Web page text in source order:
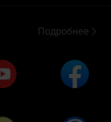
Подробнее